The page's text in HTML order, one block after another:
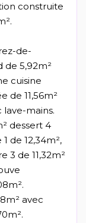
construite
de-
de 5,92m²
cuisine
de 11,56m²
mains.
dessert 4
de 12,34m²,
3 de 11,32m²
avec